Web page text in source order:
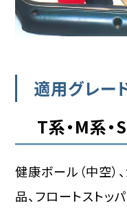
適用グレー
T系・M系・
健康ボール（中空）
品、フロートストッ